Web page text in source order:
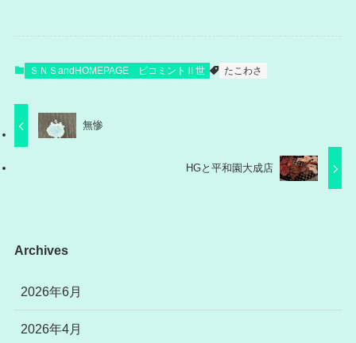
ＳＮＳandHOMEPAGE ピコミントⅡ世 たこわさ
無惨
HGと平和園大成店
Archives
2026年6月
2026年4月